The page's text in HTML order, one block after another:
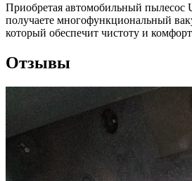
Приобретая автомобильный
получаете многофункциональный
который обеспечит чистоту и
Отзывы